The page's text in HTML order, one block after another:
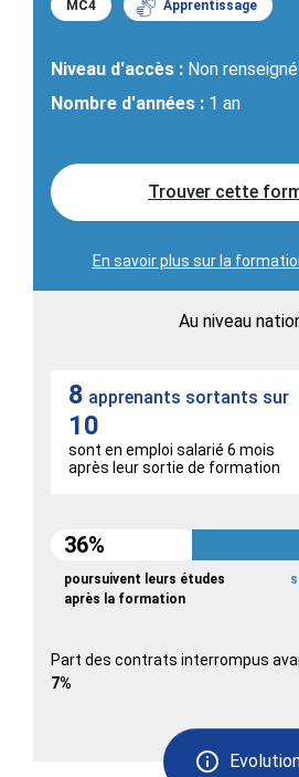
MC4 Apprentissage
Niveau d'accès : Non renseigné
Nombre d'années : 1 an
Trouver cette
En savoir plus sur la
Au niveau
8 apprenants sortants sur
10
sont en emploi salarié 6 mois
après leur sortie de formation
36%
poursuivent leurs études
après la formation
Part des contrats interrompus
7%